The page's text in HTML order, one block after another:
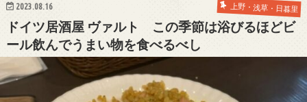
2023.08.16 上野・浅草・日暮里
ドイツ居酒屋 ヴァルト この季節は浴びるほどビ
ール飲んでうまい物を食べるべし